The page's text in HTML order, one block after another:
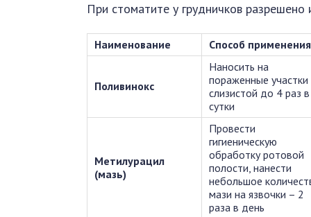
При стоматите у грудничков
Наименование Способ применения
Поливинокс
Наносить на
пораженные участки
слизистой до 4 раз в
сутки
Метилурацил
(мазь)
Провести
гигиеническую
обработку ротовой
полости, нанести
небольшое
мази на язвочки – 2
раза в день